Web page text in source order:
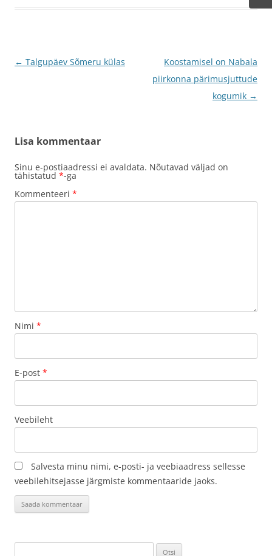
Postituste
← Talgupäev Sõmeru külas
Koostamisel on Nabala
piirkonna pärimusjuttude
kogumik →
Lisa kommentaar
Sinu e-postiaadressi ei avaldata. Nõutavad väljad on
tähistatud *-ga
Kommenteeri *
Nimi *
E-post *
Veebileht
Salvesta minu nimi, e-posti- ja veebiaadress sellesse
veebilehitsejasse järgmiste kommentaaride jaoks.